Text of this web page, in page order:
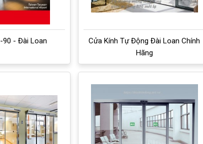
90 - Đài Loan
Cửa Kính Tự Động Đài Loan Chính
Hãng